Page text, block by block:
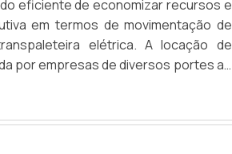
eficiente de economizar recursos e
em termos de movimentação de
elétrica. A locação de
por empresas de diversos portes ao
prático e econômico, permitindo